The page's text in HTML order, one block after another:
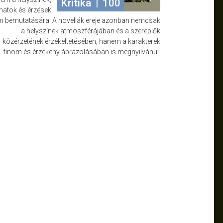
Kritika | 100
és érzések
bemutatására. A novellák ereje azonban nemcsak
a helyszínek atmoszférájában és a szereplők
közérzetének érzékeltetésében, hanem a karakterek
finom és érzékeny ábrázolásában is megnyilvánul.